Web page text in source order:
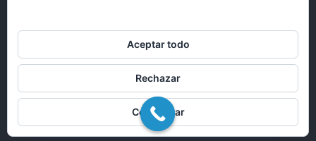
© 2017 Bufete Pascual Abogados en Valencia
recibirás una respuesta lo antes posible.
Abrir chat
Aceptar todo
Rechazar
Configurar